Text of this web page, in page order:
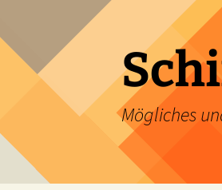
springen
Mögliches